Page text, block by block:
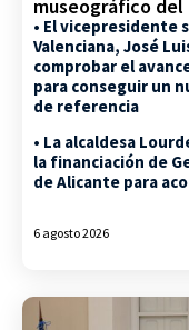
museográfico del
• El vicepresidente
Valenciana, José
comprobar el
para conseguir un
de referencia
• La alcaldesa
la financiación de
de Alicante para
6 agosto 2026